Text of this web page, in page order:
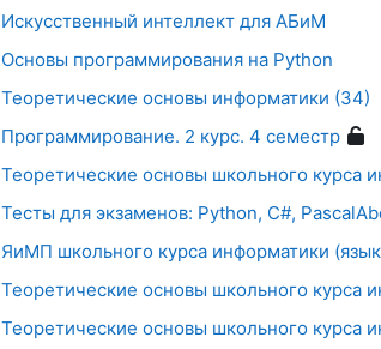
Искусственный интеллект для АБиМ
Основы программирования на Python
Теоретические основы информатики (34)
Программирование. 2 курс. 4 семестр
Теоретические основы школьного курса
Тесты для экзаменов: Python, C#,
ЯиМП школьного курса информатики
Теоретические основы школьного курса
Теоретические основы школьного курса